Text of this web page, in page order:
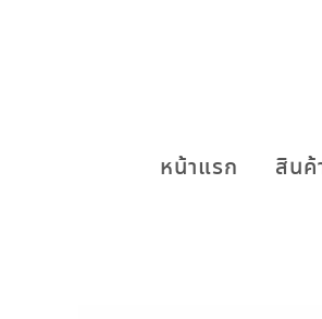
หน้าแรก สินค้